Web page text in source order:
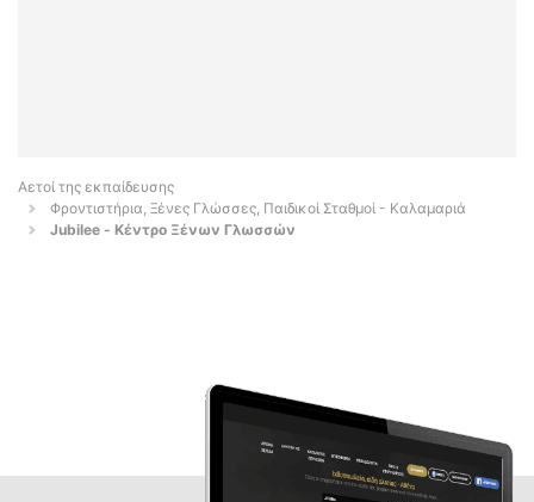
Αετοί της εκπαίδευσης
Φροντιστήρια, Ξένες Γλώσσες, Παιδικοί Σταθμοί - Καλαμαριά
Jubilee - Κέντρο Ξένων Γλωσσών